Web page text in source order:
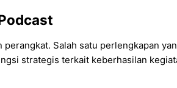
Salah satu perlengkapan
strategis terkait keberhasilan